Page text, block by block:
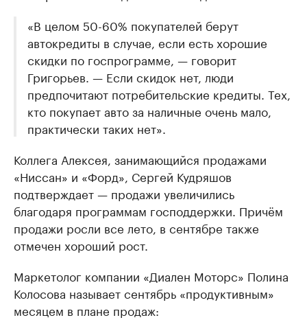
«В целом 50-60% покупателей берут
автокредиты в случае, если есть хорошие
скидки по госпрограмме, — говорит
Григорьев. — Если скидок нет, люди
предпочитают потребительские кредиты. Тех,
кто покупает авто за наличные очень мало,
практически таких нет».
Коллега Алексея, занимающийся продажами
«Ниссан» и «Форд», Сергей Кудряшов
подтверждает — продажи увеличились
благодаря программам господдержки. Причём
продажи росли все лето, в сентябре также
отмечен хороший рост.
Маркетолог компании «Диален Моторс» Полина
Колосова называет сентябрь «продуктивным»
месяцем в плане продаж: